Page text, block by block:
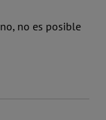
no es posible